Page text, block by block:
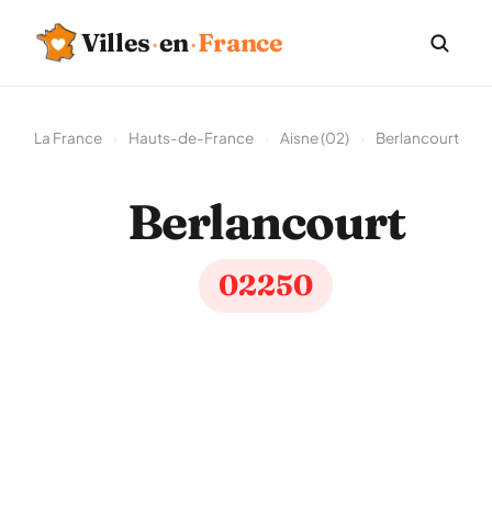
Villes·en·France
La France Hauts-de-France Aisne (02) Berlancourt
Berlancourt
02250